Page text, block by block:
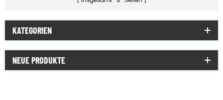
KATEGORIEN
NEUE PRODUKTE